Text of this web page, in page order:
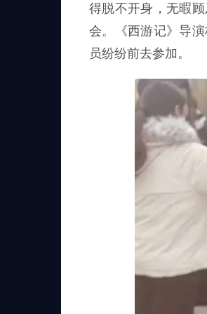
得脱不开身，无暇
会。《西游记》导
员纷纷前去参加。